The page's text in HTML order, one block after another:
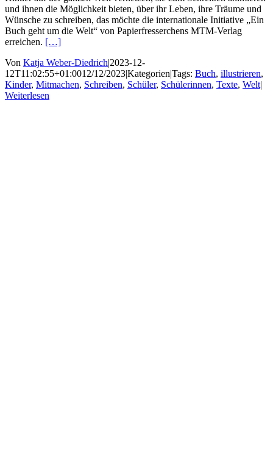
und ihnen die Möglichkeit bieten, über ihr Leben, ihre Träume und
Wünsche zu schreiben, das möchte die internationale Initiative „Ein
Buch geht um die Welt“ von Papierfresserchens MTM-Verlag
erreichen. […]
Von Katja Weber-Diedrich|2023-12-
12T11:02:55+01:0012/12/2023|Kategorien|Tags: Buch, illustrieren,
Kinder, Mitmachen, Schreiben, Schüler, Schülerinnen, Texte, Welt|
Weiterlesen